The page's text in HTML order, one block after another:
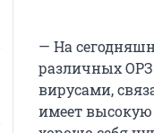
— На
различных
вирусами,
имеет высокую